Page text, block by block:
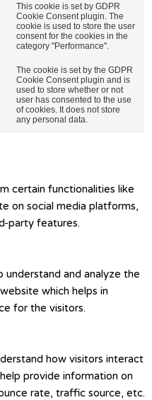
This cookie is set by GDPR
Cookie Consent plugin. The
cookie is used to store the user
consent for the cookies in the
category "Performance".
The cookie is set by the GDPR
Cookie Consent plugin and is
used to store whether or not
user has consented to the use
of cookies. It does not store
any personal data.
certain functionalities like
on social media platforms,
party features.
and analyze the
which helps in
for the visitors.
how visitors interact
provide information on
rate, traffic source, etc.